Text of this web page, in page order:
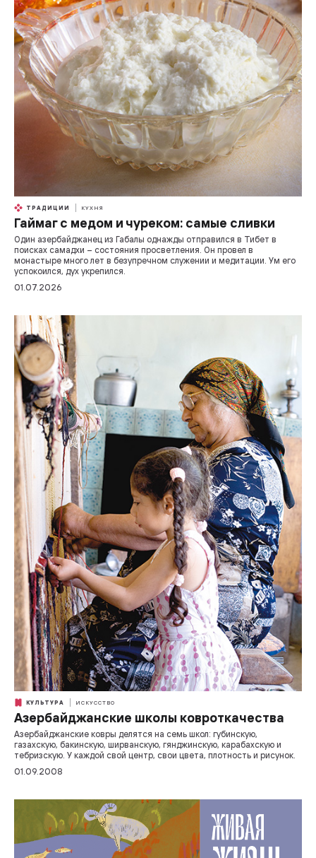
ТРАДИЦИИ КУХНЯ
Гаймаг с медом и чуреком: самые сливки
Один азербайджанец из Габалы однажды отправился в Тибет в
поисках самадхи – состояния просветления. Он провел в
монастыре много лет в безупречном служении и медитации. Ум его
успокоился, дух укрепился.
01.07.2026
КУЛЬТУРА ИСКУССТВО
Азербайджанские школы ковроткачества
Азербайджанские ковры делятся на семь школ: губинскую,
газахскую, бакинскую, ширванскую, гянджинскую, карабахскую и
тебризскую. У каждой свой центр, свои цвета, плотность и рисунок.
01.09.2008